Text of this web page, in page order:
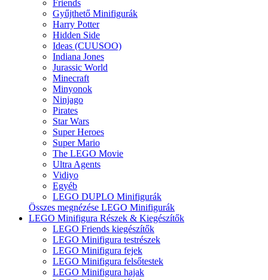
Friends
Gyűjthető Minifigurák
Harry Potter
Hidden Side
Ideas (CUUSOO)
Indiana Jones
Jurassic World
Minecraft
Minyonok
Ninjago
Pirates
Star Wars
Super Heroes
Super Mario
The LEGO Movie
Ultra Agents
Vidiyo
Egyéb
LEGO DUPLO Minifigurák
Összes megnézése LEGO Minifigurák
LEGO Minifigura Részek & Kiegészítők
LEGO Friends kiegészítők
LEGO Minifigura testrészek
LEGO Minifigura fejek
LEGO Minifigura felsőtestek
LEGO Minifigura hajak